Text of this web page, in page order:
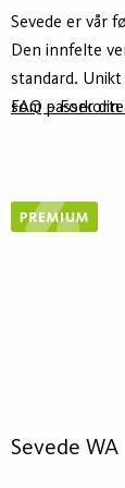
Sevede er vår
Den innfelte
standard.
som passer
resirkulert
FAQ –
Sevede WA